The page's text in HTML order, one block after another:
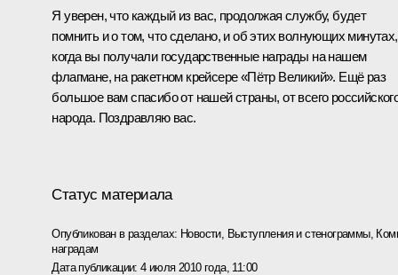
Я уверен, что каждый из вас, продолжая службу, будет
помнить и о том, что сделано, и об этих волнующих минутах,
когда вы получали государственные награды на нашем
флагмане, на ракетном крейсере «Пётр Великий». Ещё раз
большое вам спасибо от нашей страны, от всего
народа. Поздравляю вас.
Статус материала
Опубликован в разделах: Новости, Выступления и стенограммы,
наградам
Дата публикации:4 июля 2010 года, 11:00